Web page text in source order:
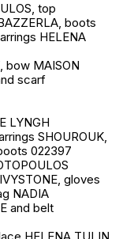
top
boots
HELENA
bow MAISON
scarf
LYNGH
SHOUROUK,
022397
gloves
NADIA
and belt